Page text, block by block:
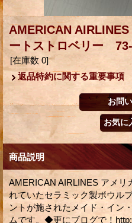
AMERICAN
ートストロベリー
[在庫数 0]
返品特約に関する重要事項
商品説明
AMERICAN AIRLINES アメリ
れていたセラミック製ボウル
ントが施されたメイド・イン
ムです。◆更にブログで！